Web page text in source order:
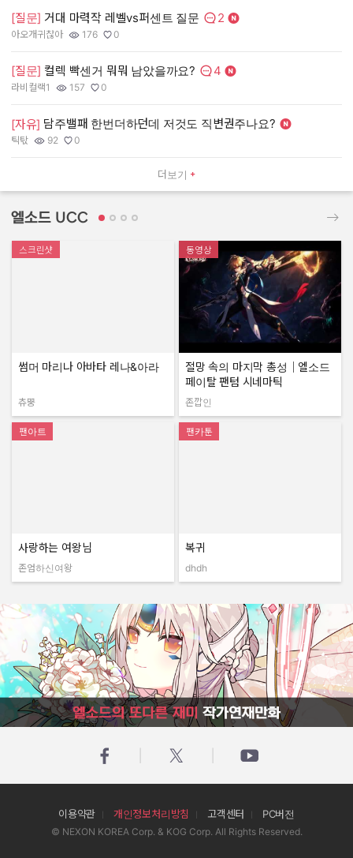
더보기
[질문] 거대 마력작 레벨vs퍼센트 질문 댓글수:
2
작성자:
아오개귀찮아
조회수:
176
추천수:
0
[질문] 컬렉 빡센거 뭐뭐 남았을까요? 댓글수:
4
작성자:
라비컬랙1
조회수:
157
추천수:
0
[자유] 담주밸패 한번더하던데 저것도 직변권주나요?
작성자:
틱탃
조회수:
92
추천수:
0
엘소드 UCC
스크린샷
썸머 마리나 아바타 레나&아라
작성자:
츄뿡
동영상
절망 속의 마지막 총성｜엘소드
페이탈 팬텀 시네마틱
작성자:
존깝인
팬아트
사랑하는 여왕님
작성자:
존엄하신여왕
팬카툰
복귀
dhdh
엘소드의 또다른 재미 작가연재만화
이용약관 개인정보처리방침 고객센터 PC버전
© NEXON KOREA Corp. & KOG Corp. All Rights Reserved.